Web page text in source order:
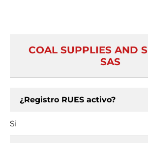
COAL SUPPLIES AND
SAS
¿Registro RUES activo?
Si